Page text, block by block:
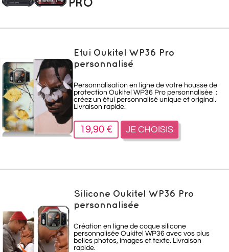
Etui Oukitel WP36 Pro
personnalisé
Personnalisation en ligne de votre housse de
protection Oukitel WP36 Pro personnalisée :
créez un étui personnalisé unique et original.
Livraison rapide.
19,90 € JE CHOISIS
Silicone Oukitel WP36 Pro
personnalisée
Création en ligne de coque silicone
personnalisée Oukitel WP36 avec vos plus
belles photos, images et texte. Livraison
rapide.